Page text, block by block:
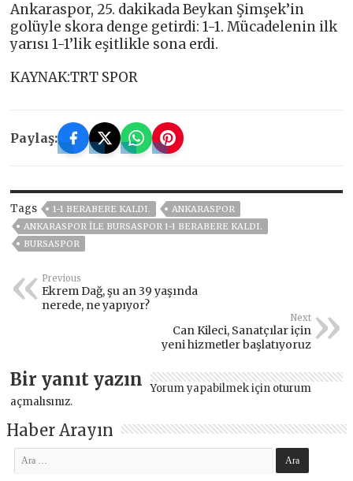
Ankaraspor, 25. dakikada Beykan Şimşek’in
golüyle skora denge getirdi: 1-1. Mücadelenin ilk
yarısı 1-1’lik eşitlikle sona erdi.
KAYNAK:TRT SPOR
Paylaş:
Tags 1-1 BERABERE KALDI.
ANKARASPOR
ANKARASPOR ILE BURSASPOR 1-1 BERABERE KALDI.
BURSASPOR
Previous
Ekrem Dağ, şu an 39 yaşında
nerede, ne yapıyor?
Next
Can Kileci, Sanatçılar için
yeni hizmetler başlatıyoruz
Bir yanıt yazın Yorum yapabilmek için oturum
açmalısınız.
Haber Arayın